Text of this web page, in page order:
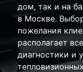
дом, так и на
в Москве.
пожелания
располагает
диагностики и